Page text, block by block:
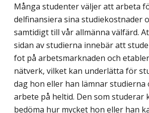
Många studenter väljer att arbeta
delfinansiera sina studiekostnader
samtidigt till vår allmänna välfärd.
sidan av studierna innebär att
fot på arbetsmarknaden och
nätverk, vilket kan underlätta för
dag hon eller han lämnar studierna
arbete på heltid. Den som studerar
bedöma hur mycket hon eller han